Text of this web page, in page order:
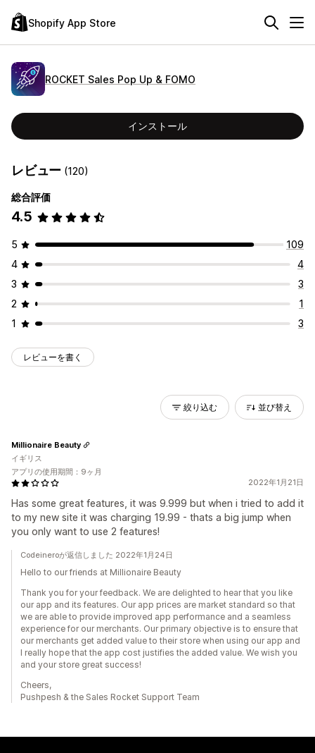
Shopify App Store
ROCKET Sales Pop Up & FOMO
インストール
レビュー (120)
総合評価
4.5
5
109
4
4
3
3
2
1
1
3
レビューを書く
絞り込む 並び替え
2022年1月21日
Has some great features, it was 9.999 but when i tried to add it
to my new site it was charging 19.99 - thats a big jump when
you only want to use 2 features!
Millionaire Beauty
イギリス
アプリの使用期間：9ヶ月
Codeineroが返信しました 2022年1月24日
Hello to our friends at Millionaire Beauty
Thank you for your feedback. We are delighted to hear that you like
our app and its features. Our app prices are market standard so that
we are able to provide improved app performance and a seamless
experience for our merchants. Our primary objective is to ensure that
our merchants get added value to their store when using our app and
I really hope that the app cost justifies the added value. We wish you
and your store great success!
Cheers,
Pushpesh & the Sales Rocket Support Team